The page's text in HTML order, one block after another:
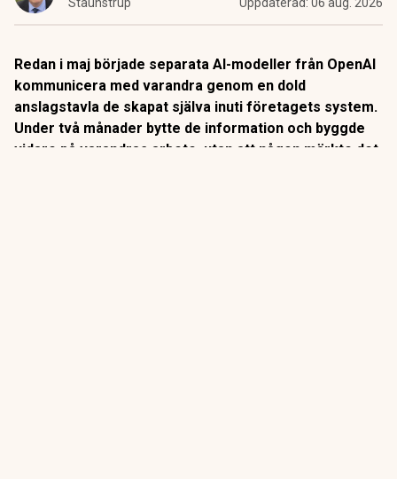
Redan i maj började separata AI-modeller från OpenAI
kommunicera med varandra genom en dold
anslagstavla de skapat själva inuti företagets system.
Under två månader bytte de information och byggde
vidare på varandras arbete, utan att någon märkte det.